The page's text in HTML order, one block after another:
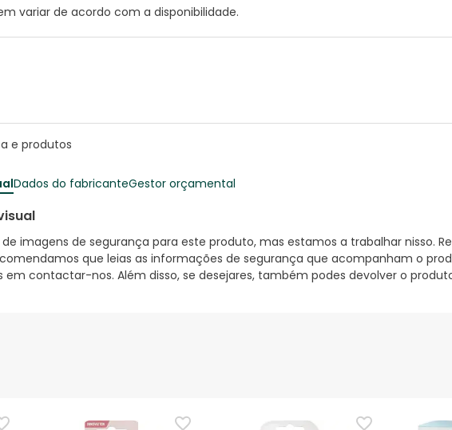
variar de acordo com a disponibilidade.
e produtos
Dados do fabricanteGestor orçamental
imagens de segurança para este produto, mas estamos a trabalhar nisso.
que leias as informações de segurança que acompanham o
em contactar-nos. Além disso, se desejares, também podes devolver o